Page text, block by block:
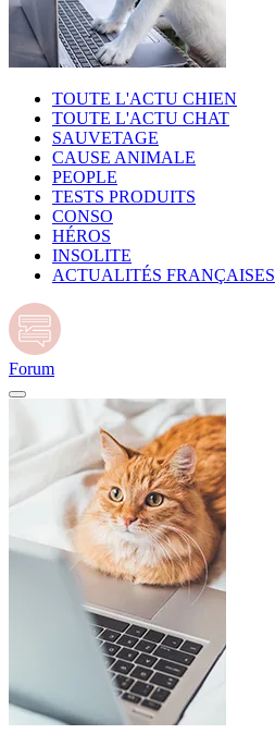
TOUTE L'ACTU CHIEN
TOUTE L'ACTU CHAT
SAUVETAGE
CAUSE ANIMALE
PEOPLE
TESTS PRODUITS
CONSO
HÉROS
INSOLITE
ACTUALITÉS FRANÇAISES
Forum